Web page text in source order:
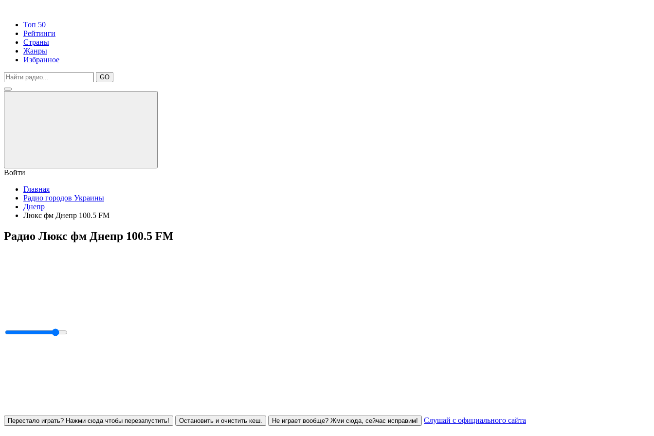
Топ 50
Рейтинги
Страны
Жанры
Избранное
GO
Войти
Главная
Радио городов Украины
Днепр
Люкс фм Днепр 100.5 FM
Радио Люкс фм Днепр 100.5 FM
Перестало играть? Нажми сюда чтобы перезапустить! Остановить и очистить кеш. Не играет вообще? Жми сюда, сейчас исправим! Слушай с официального сайта